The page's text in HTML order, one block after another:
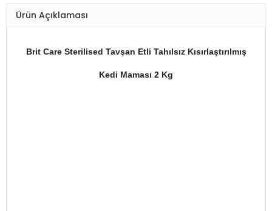
Ürün Açıklaması
Brit Care Sterilised Tavşan Etli Tahılsız Kısırlaştırılmış
Kedi Maması 2 Kg